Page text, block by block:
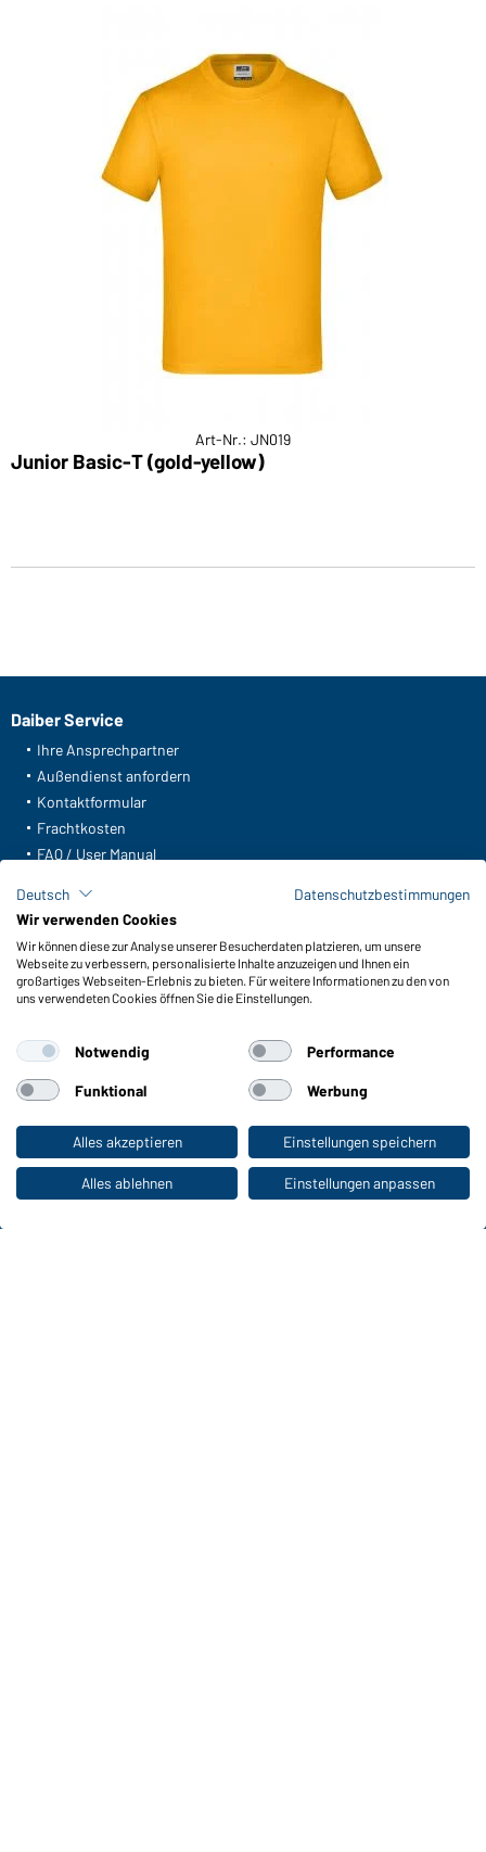
Zum Privatkunden-Shop
Art-Nr.: JN019
Junior Basic-T (gold-yellow)
Daiber Service
Ihre Ansprechpartner
Außendienst anfordern
Kontaktformular
Frachtkosten
FAQ / User Manual
Meldeportal nach Hinweisgeberschutz
Funktionen & Pflege
Produkteigenschaften
Pflegehinweise
Farben
WORKWEAR COLLECTION
Die ideale Wahl für Professionals: Kollektionen
entdecken!
Deutsch
Datenschutzbestimmungen
Wir verwenden Cookies
Wir können diese zur Analyse unserer Besucherdaten platzieren, um unsere
Webseite zu verbessern, personalisierte Inhalte anzuzeigen und Ihnen ein
großartiges Webseiten-Erlebnis zu bieten. Für weitere Informationen zu den von
uns verwendeten Cookies öffnen Sie die Einstellungen.
Notwendig Performance
Funktional Werbung
Alles akzeptieren Einstellungen speichern
Alles ablehnen Einstellungen anpassen